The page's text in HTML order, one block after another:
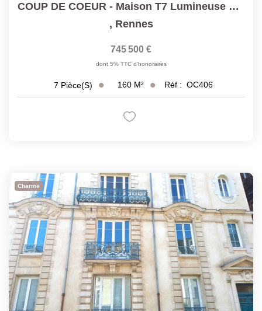
COUP DE COEUR - Maison T7 Lumineuse Et Au Calme Proche Des...
, Rennes
745 500 €
dont 5% TTC d'honoraires
7 Pièce(s) 160 M² Réf : OC406
Charme